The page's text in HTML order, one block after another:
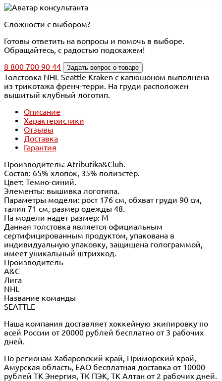
Сложности с выбором?
Готовы ответить на вопросы и помочь в выборе.
Обращайтесь, с радостью подскажем!
8 800 700 90 44
Задать вопрос о товаре
Толстовка NHL Seattle Kraken с капюшоном выполнена
из трикотажа френч-терри. На груди расположен
вышитый клубный логотип.
Описание
Характеристики
Отзывы
Доставка
Гарантия
Производитель: Atributika&Club.
Состав: 65% хлопок, 35% полиэстер.
Цвет: Темно-синий.
Элементы: вышивка логотипа.
Параметры модели: рост 176 см, обхват груди 90 см,
талия 71 см, размер одежды 48.
На модели надет размер: М
Данная толстовка является официальным
сертифицированным продуктом, упакована в
индивидуальную упаковку, защищена голограммой,
имеет уникальный штрихкод.
Производитель
A&C
Лига
NHL
Название команды
SEATTLE
Наша компания доставляет хоккейную экипировку по
всей России от 20000 рублей бесплатно от 3 рабочих
дней.
По регионам Хабаровский край, Приморский край,
Амурская область, ЕАО бесплатная доставка от 10000
рублей ТК Энергия, ТК ПЭК, ТК Алтан от 2 рабочих дней.